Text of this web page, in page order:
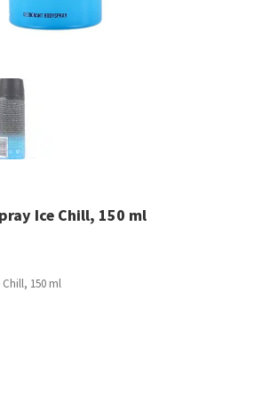
Ice Chill, 150 ml
150 ml